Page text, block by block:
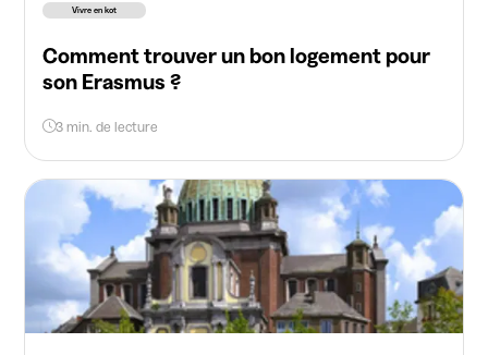
Vivre en kot
Comment trouver un bon logement pour
son Erasmus ?
3 min. de lecture